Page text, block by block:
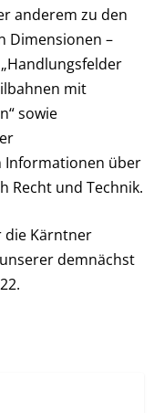
anderem zu den
Dimensionen –
mit
sowie
Informationen über
Recht und Technik.
die Kärntner
demnächst